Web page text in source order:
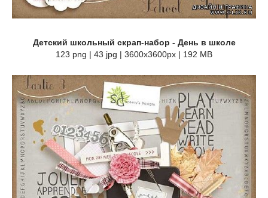
Детский школьный скрап-набор - День в школе
123 png | 43 jpg | 3600x3600px | 192 MB